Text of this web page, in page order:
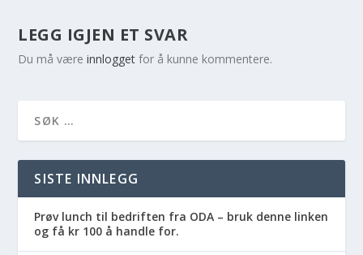
LEGG IGJEN ET SVAR
Du må væreinnlogget for å kunne kommentere.
SISTE INNLEGG
Prøv lunch til bedriften fra ODA – bruk denne linken
og få kr 100 å handle for.